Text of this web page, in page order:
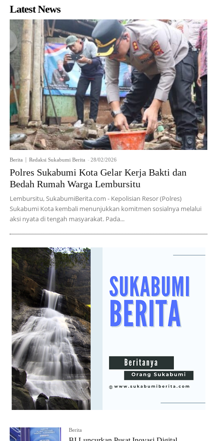
Latest News
Berita Redaksi Sukabumi Berita - 28/02/2026
Polres Sukabumi Kota Gelar Kerja Bakti dan
Bedah Rumah Warga Lembursitu
Lembursitu, SukabumiBerita.com - Kepolisian Resor (Polres)
Sukabumi Kota kembali menunjukkan komitmen sosialnya melalui
aksi nyata di tengah masyarakat. Pada...
Berita